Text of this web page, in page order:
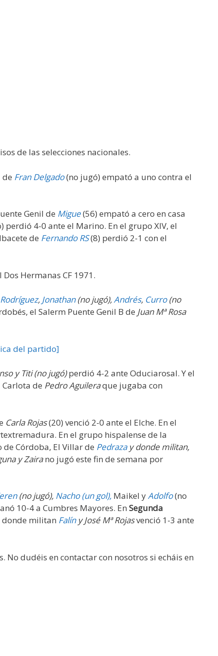
de las selecciones nacionales.
de Fran Delgado(no jugó) empató a uno contra el
Genil de Migue(56) empató a cero en casa
perdió 4-0 ante el Marino. En el grupo XIV, el
de Fernando RS(8) perdió 2-1 con el
Hermanas CF 1971.
, Jonathan(no jugó),Andrés, Curro(no
el Salerm Puente Genil B de Juan Mª Rosa
del partido]
y Titi (no jugó)perdió 4-2 ante Oduciarosal. Y el
de Pedro Aguileraque jugaba con
Carla Rojas(20) venció 2-0 ante el Elche. En el
En el grupo hispalense de la
Córdoba, El Villar de Pedrazay donde militan,
y Zairano jugó este fin de semana por
(no jugó), Nacho (un gol), Maikel yAdolfo(no
10-4 a Cumbres Mayores. En Segunda
donde militan Falíny José Mª Rojasvenció 1-3 ante
dudéis en contactar con nosotros si echáis en